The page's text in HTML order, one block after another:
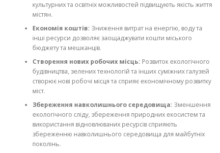
культурних та освітніх можливостей підвищують якість життя
містян.
Економія коштів: Зниження витрат на енергію, воду та
інші ресурси дозволяє заощаджувати кошти міського
бюджету та мешканців.
Створення нових робочих місць: Розвиток екологічного
будівництва, зелених технологій та інших суміжних галузей
створює нові робочі місця та сприяє економічному розвитку
міст.
Збереження навколишнього середовища: Зменшення
екологічного сліду, збереження природних екосистем та
використання відновлюваних ресурсів сприяють
збереженню навколишнього середовища для майбутніх
поколінь.